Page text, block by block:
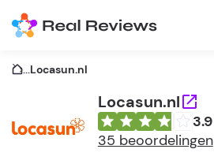
...Locasun.nl
Locasun.nl
3.9
35 beoordelingen